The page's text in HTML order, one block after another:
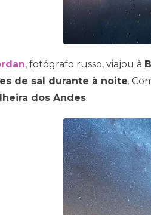
, fotógrafo russo, viajou à
de sal durante à noite.
dos Andes.